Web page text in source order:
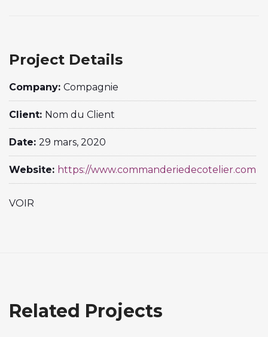
Project Details
Company: Compagnie
Client: Nom du Client
Date: 29 mars, 2020
Website: https://www.commanderiedecotelier.com
VOIR
Related Projects